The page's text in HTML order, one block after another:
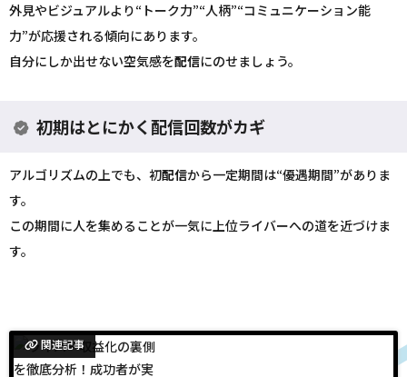
外見やビジュアルより“トーク力”“人柄”“コミュニケーション能
力”が応援される傾向にあります。
自分にしか出せない空気感を配信にのせましょう。
初期はとにかく配信回数がカギ
アルゴリズムの上でも、初配信から一定期間は“優遇期間”がありま
す。
この期間に人を集めることが一気に上位ライバーへの道を近づけま
す。
関連記事